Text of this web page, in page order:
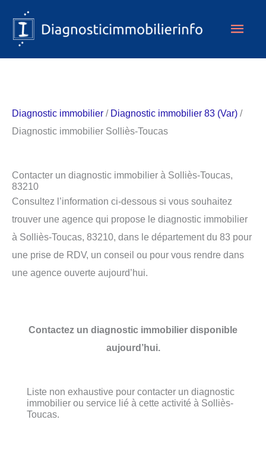
contenu
Diagnostic immobilier / Diagnostic immobilier 83 (Var) /
Diagnostic immobilier Solliès-Toucas
Contacter un diagnostic immobilier à Solliès-Toucas,
83210
Consultez l’information ci-dessous si vous souhaitez
trouver une agence qui propose le diagnostic immobilier
à Solliès-Toucas, 83210, dans le département du 83 pour
une prise de RDV, un conseil ou pour vous rendre dans
une agence ouverte aujourd’hui.
Contactez un diagnostic immobilier disponible
aujourd’hui.
Liste non exhaustive pour contacter un diagnostic
immobilier ou service lié à cette activité à Solliès-
Toucas.